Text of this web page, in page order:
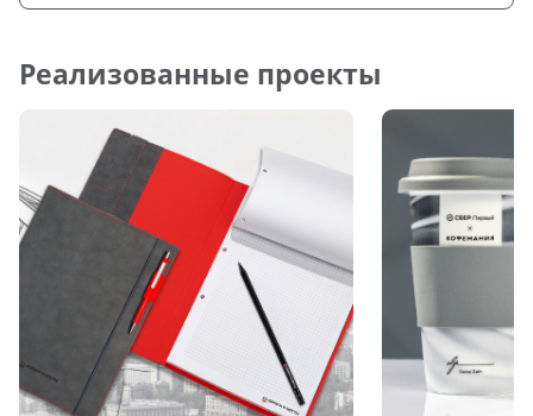
Реализованные проекты